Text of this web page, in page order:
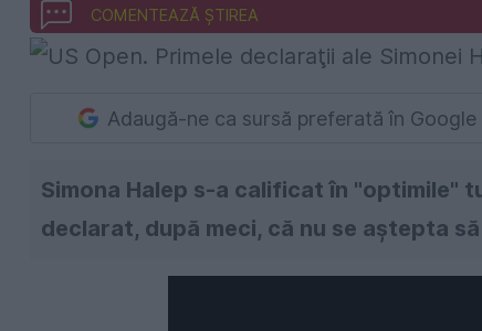
COMENTEAZĂ ȘTIREA
Adaugă-ne ca sursă preferată în Google
Simona Halep s-a calificat în "optimile"
declarat, după meci, că nu se aştepta